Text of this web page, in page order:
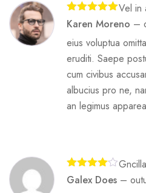
Avaliação
de 5
Karen Moreno –
Vel in
eius voluptua
eruditi. Saepe
cum civibus
albucius pro ne,
an legimus
Avaliação
4de 5
Galex Does –